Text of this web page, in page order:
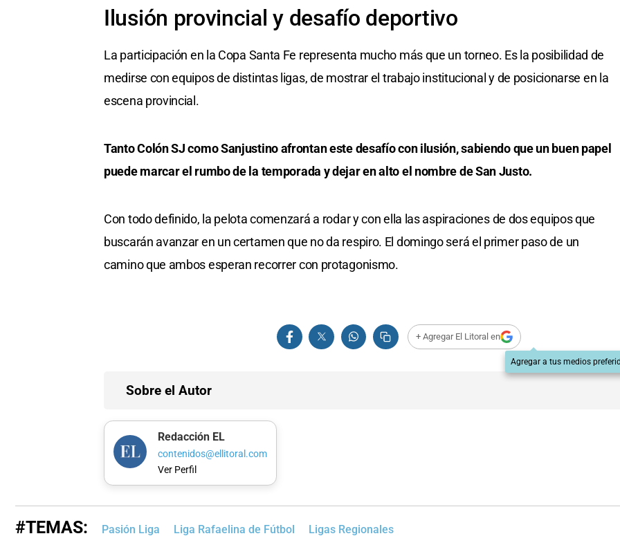
Ilusión provincial y desafío deportivo
La participación en la Copa Santa Fe representa mucho más que un torneo. Es la posibilidad de
medirse con equipos de distintas ligas, de mostrar el trabajo institucional y de posicionarse en la
escena provincial.
Tanto Colón SJ como Sanjustino afrontan este desafío con ilusión, sabiendo que un buen papel
puede marcar el rumbo de la temporada y dejar en alto el nombre de San Justo.
Con todo definido, la pelota comenzará a rodar y con ella las aspiraciones de dos equipos que
buscarán avanzar en un certamen que no da respiro. El domingo será el primer paso de un
camino que ambos esperan recorrer con protagonismo.
+ Agregar El Litoral en
Agregar a tus medios
Sobre el Autor
Redacción EL
contenidos@ellitoral.com
Ver Perfil
#TEMAS: Pasión Liga Liga Rafaelina de Fútbol Ligas Regionales